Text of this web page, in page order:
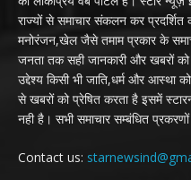
राज्यों से समाचार संकलन कर प्रदर्शित
मनोरंजन,खेल जैसे तमाम प्रकार के
जनता तक सही जानकारी और खबरों
उद्देश्य किसी भी जाति,धर्म और आस्था
से खबरों को प्रेषित करता है इसमें
नही है। सभी समाचार सम्बंधित प्रकरणों
Contact us: